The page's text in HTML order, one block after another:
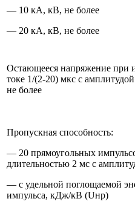
— 10 кА, кВ, не более
— 20 кА, кВ, не более
Остающееся напряжение при
токе 1/(2-20) мкс с
не более
Пропускная способность:
— 20 прямоугольных
длительностью 2 мс с
— с удельной поглощаемой
импульса, кДж/кВ (Uнр)